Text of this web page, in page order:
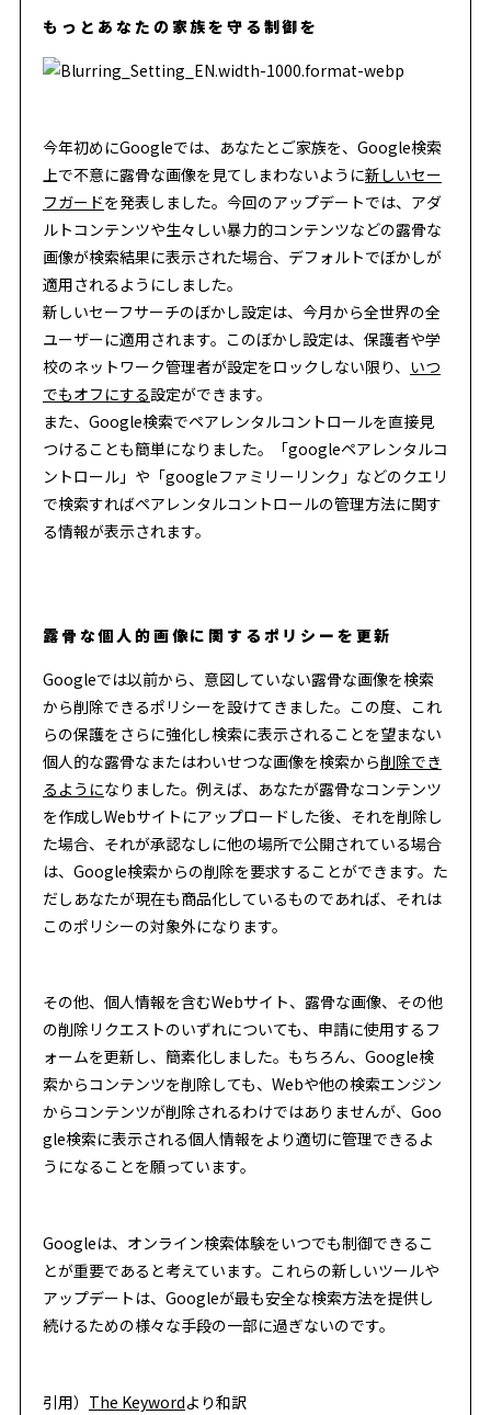
もっとあなたの家族を守る制御を
今年初めにGoogleでは、あなたとご家族を、Google検索
上で不意に露骨な画像を見てしまわないように新しいセー
フガードを発表しました。今回のアップデートでは、アダ
ルトコンテンツや生々しい暴力的コンテンツなどの露骨な
画像が検索結果に表示された場合、デフォルトでぼかしが
適用されるようにしました。
新しいセーフサーチのぼかし設定は、今月から全世界の全
ユーザーに適用されます。このぼかし設定は、保護者や学
校のネットワーク管理者が設定をロックしない限り、 いつ
でもオフにする設定ができます。
また、Google検索でペアレンタルコントロールを直接見
つけることも簡単になりました。「googleペアレンタルコ
ントロール」や「googleファミリーリンク」などのクエリ
で検索すればペアレンタルコントロールの管理方法に関す
る情報が表示されます。
露骨な個人的画像に関するポリシーを更新
Googleでは以前から、意図していない露骨な画像を検索
から削除できるポリシーを設けてきました。この度、これ
らの保護をさらに強化し検索に表示されることを望まない
個人的な露骨なまたはわいせつな画像を検索から削除でき
るようになりました。例えば、あなたが露骨なコンテンツ
を作成しWebサイトにアップロードした後、それを削除し
た場合、それが承認なしに他の場所で公開されている場合
は、Google検索からの削除を要求することができます。た
だしあなたが現在も商品化しているものであれば、それは
このポリシーの対象外になります。
その他、個人情報を含むWebサイト、露骨な画像、その他
の削除リクエストのいずれについても、申請に使用するフ
ォームを更新し、簡素化しました。もちろん、Google検
索からコンテンツを削除しても、Webや他の検索エンジン
からコンテンツが削除されるわけではありませんが、Goo
gle検索に表示される個人情報をより適切に管理できるよ
うになることを願っています。
Googleは、オンライン検索体験をいつでも制御できるこ
とが重要であると考えています。これらの新しいツールや
アップデートは、Googleが最も安全な検索方法を提供し
続けるための様々な手段の一部に過ぎないのです。
引用） The Keywordより和訳